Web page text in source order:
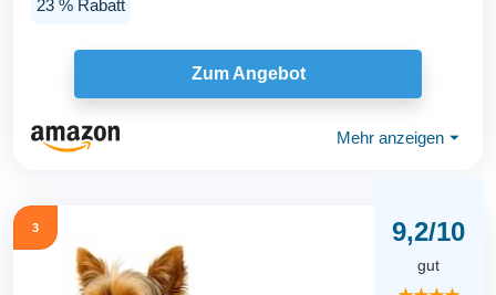
23 % Rabatt
Zum Angebot
Mehr anzeigen ⏷
3 9,2/10
gut